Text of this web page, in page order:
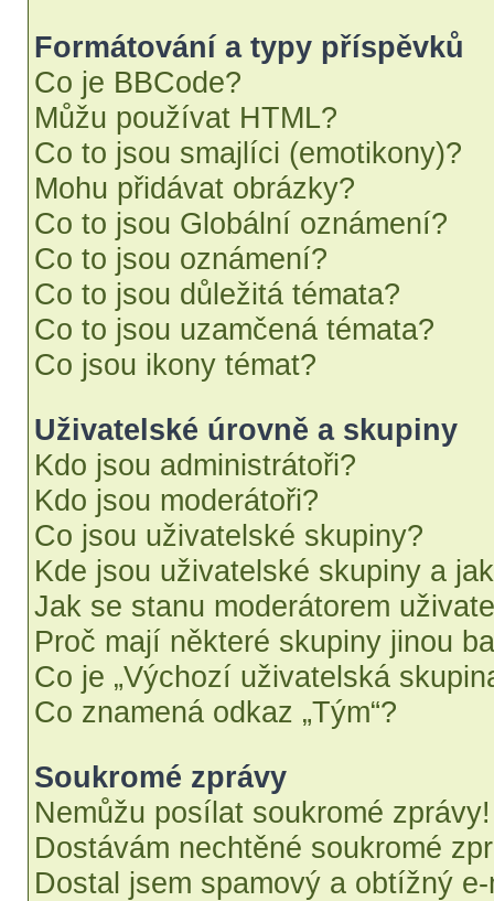
Formátování a typy příspěvků
Co je BBCode?
Můžu používat HTML?
Co to jsou smajlíci (emotikony)?
Mohu přidávat obrázky?
Co to jsou Globální oznámení?
Co to jsou oznámení?
Co to jsou důležitá témata?
Co to jsou uzamčená témata?
Co jsou ikony témat?
Uživatelské úrovně a skupiny
Kdo jsou administrátoři?
Kdo jsou moderátoři?
Co jsou uživatelské skupiny?
Kde jsou uživatelské skupiny a
Jak se stanu moderátorem
Proč mají některé skupiny jinou
Co je „Výchozí uživatelská
Co znamená odkaz „Tým“?
Soukromé zprávy
Nemůžu posílat soukromé zprávy!
Dostávám nechtěné soukromé
Dostal jsem spamový a obtížný